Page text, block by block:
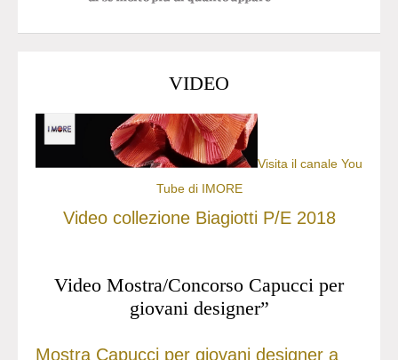
VIDEO
Visita il canale You
Tube di IMORE
Video collezione Biagiotti P/E 2018
Video Mostra/Concorso Capucci per
giovani designer”
Mostra Capucci per giovani designer a